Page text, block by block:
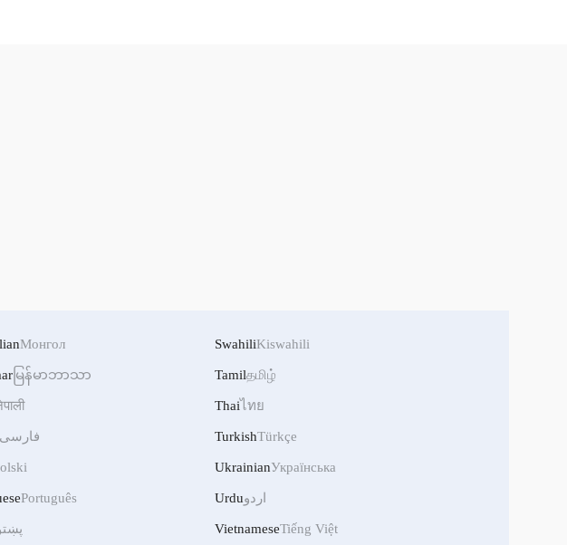
Монгол
မြန်မာဘာသာ
فارسی
Português
SwahiliKiswahili
Tamilதமிழ்
Thaiไทย
TurkishTürkçe
UkrainianУкраїнська
Urduاردو
VietnameseTiếng Việt